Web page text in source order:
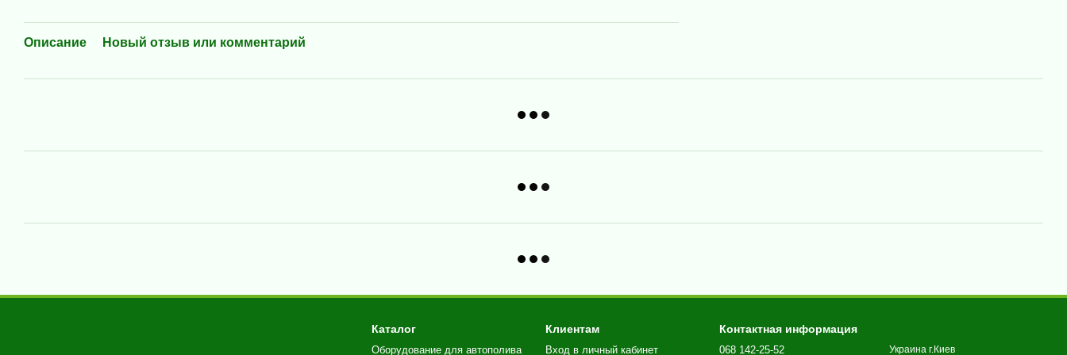
Описание Новый отзыв или комментарий
Каталог
Оборудование для автополива
Клиентам
Вход в личный кабинет
Контактная информация
068 142-25-52 Украина г.Киев